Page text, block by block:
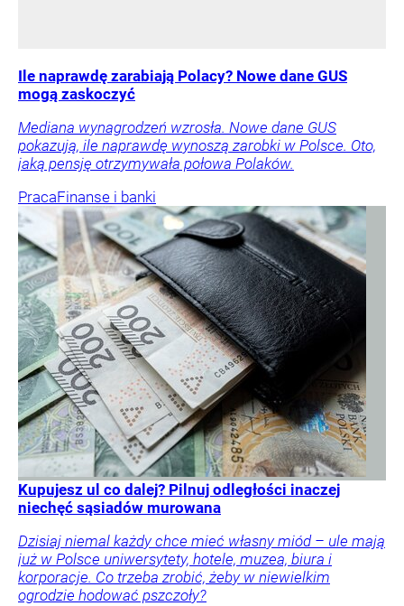
Ile naprawdę zarabiają Polacy? Nowe dane GUS
mogą zaskoczyć
Mediana wynagrodzeń wzrosła. Nowe dane GUS
pokazują, ile naprawdę wynoszą zarobki w Polsce. Oto,
jaką pensję otrzymywała połowa Polaków.
PracaFinanse i banki
Kupujesz ul co dalej? Pilnuj odległości inaczej
niechęć sąsiadów murowana
Dzisiaj niemal każdy chce mieć własny miód – ule mają
już w Polsce uniwersytety, hotele, muzea, biura i
korporacje. Co trzeba zrobić, żeby w niewielkim
ogrodzie hodować pszczoły?